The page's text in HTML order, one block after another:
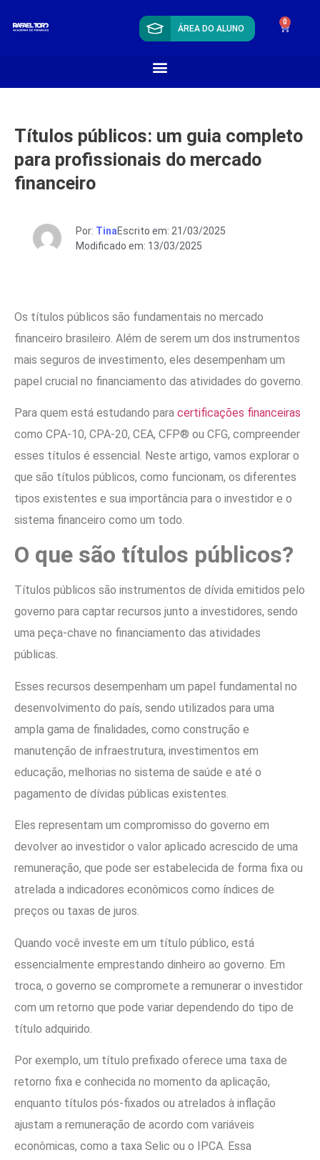
ÁREA DO ALUNO
0
Títulos públicos: um guia completo
para profissionais do mercado
financeiro
Por: TinaEscrito em: 21/03/2025
Modificado em: 13/03/2025
Os títulos públicos são fundamentais no mercado
financeiro brasileiro. Além de serem um dos instrumentos
mais seguros de investimento, eles desempenham um
papel crucial no financiamento das atividades do governo.
Para quem está estudando para certificações financeiras
como CPA-10, CPA-20, CEA, CFP® ou CFG, compreender
esses títulos é essencial. Neste artigo, vamos explorar o
que são títulos públicos, como funcionam, os diferentes
tipos existentes e sua importância para o investidor e o
sistema financeiro como um todo.
O que são títulos públicos?
Títulos públicos são instrumentos de dívida emitidos pelo
governo para captar recursos junto a investidores, sendo
uma peça-chave no financiamento das atividades
públicas.
Esses recursos desempenham um papel fundamental no
desenvolvimento do país, sendo utilizados para uma
ampla gama de finalidades, como construção e
manutenção de infraestrutura, investimentos em
educação, melhorias no sistema de saúde e até o
pagamento de dívidas públicas existentes.
Eles representam um compromisso do governo em
devolver ao investidor o valor aplicado acrescido de uma
remuneração, que pode ser estabelecida de forma fixa ou
atrelada a indicadores econômicos como índices de
preços ou taxas de juros.
Quando você investe em um título público, está
essencialmente emprestando dinheiro ao governo. Em
troca, o governo se compromete a remunerar o investidor
com um retorno que pode variar dependendo do tipo de
título adquirido.
Por exemplo, um título prefixado oferece uma taxa de
retorno fixa e conhecida no momento da aplicação,
enquanto títulos pós-fixados ou atrelados à inflação
ajustam a remuneração de acordo com variáveis
econômicas, como a taxa Selic ou o IPCA. Essa